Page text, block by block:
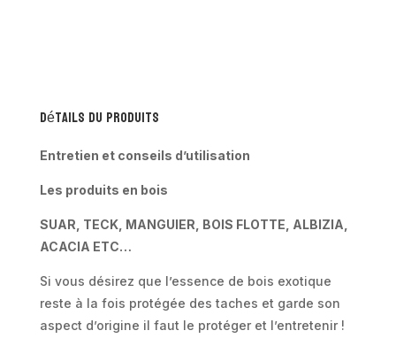
en
-
Détails du produits
Entretien et conseils d’utilisation
Les produits en bois
SUAR, TECK, MANGUIER, BOIS FLOTTE, ALBIZIA,
ACACIA ETC…
Si vous désirez que l’essence de bois exotique
reste à la fois protégée des taches et garde son
aspect d’origine il faut le protéger et l’entretenir !